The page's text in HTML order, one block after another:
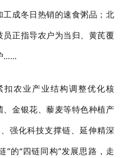
成冬日热销的速食粥品；北
正指导农户为当归、黄芪覆
……
扣农业产业结构调整优化核
金银花、藜麦等特色种植产
强化科技支撑链、延伸精深
”的“四链同构”发展思路，走